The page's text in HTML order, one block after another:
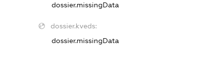
dossier.missingData
dossier.kveds:
dossier.missingData